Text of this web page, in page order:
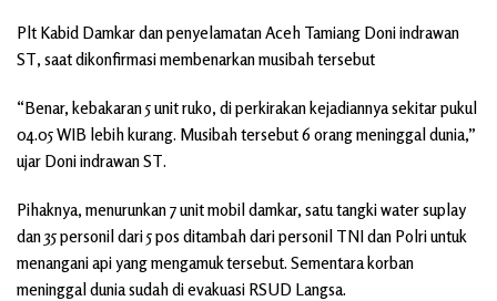
Plt Kabid Damkar dan penyelamatan Aceh Tamiang Doni indrawan
ST, saat dikonfirmasi membenarkan musibah tersebut
“Benar, kebakaran 5 unit ruko, di perkirakan kejadiannya sekitar pukul
04.05 WIB lebih kurang. Musibah tersebut 6 orang meninggal dunia,”
ujar Doni indrawan ST.
Pihaknya, menurunkan 7 unit mobil damkar, satu tangki water suplay
dan 35 personil dari 5 pos ditambah dari personil TNI dan Polri untuk
menangani api yang mengamuk tersebut. Sementara korban
meninggal dunia sudah di evakuasi RSUD Langsa.